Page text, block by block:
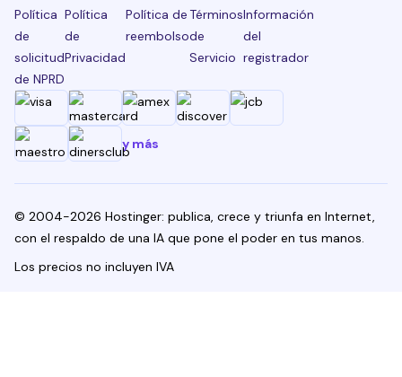
Política
de
solicitud
de NPRD
Política
de
Privacidad
Política de
reembolso
Términos
de
Servicio
Información
del
registrador
y más
© 2004-2026 Hostinger: publica, crece y triunfa en Internet,
con el respaldo de una IA que pone el poder en tus manos.
Los precios no incluyen IVA